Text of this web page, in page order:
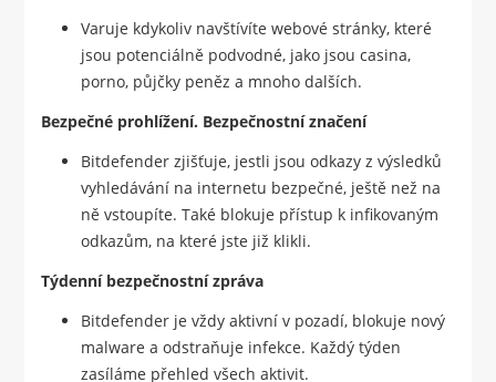
Varuje kdykoliv navštívíte webové stránky, které
jsou potenciálně podvodné, jako jsou casina,
porno, půjčky peněz a mnoho dalších.
Bezpečné prohlížení. Bezpečnostní značení
Bitdefender zjišťuje, jestli jsou odkazy z výsledků
vyhledávání na internetu bezpečné, ještě než na
ně vstoupíte. Také blokuje přístup k infikovaným
odkazům, na které jste již klikli.
Týdenní bezpečnostní zpráva
Bitdefender je vždy aktivní v pozadí, blokuje nový
malware a odstraňuje infekce. Každý týden
zasíláme přehled všech aktivit.